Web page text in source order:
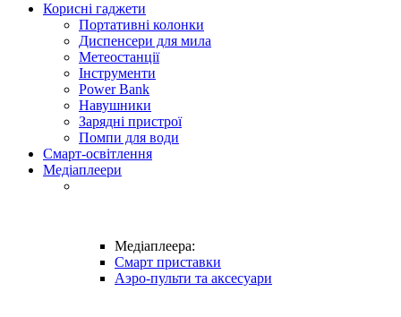
Корисні гаджети
Портативні колонки
Диспенсери для мила
Метеостанції
Інструменти
Power Bank
Навушники
Зарядні пристрої
Помпи для води
Смарт-освітлення
Медіаплеери
Медіаплеера:
Смарт приставки
Аэро-пульти та аксесуари